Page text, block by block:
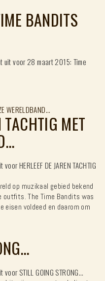
BANDITS
uitvoor 28 maart 2015: Time
TACHTIG MET
voor HERLEEF DE JAREN TACHTIG
op muzikaal gebied bekend
outfits. The Time Bandits was
eisen voldeed en daarom om
voor STILL GOING STRONG…